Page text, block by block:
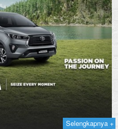
Selengkapnya +